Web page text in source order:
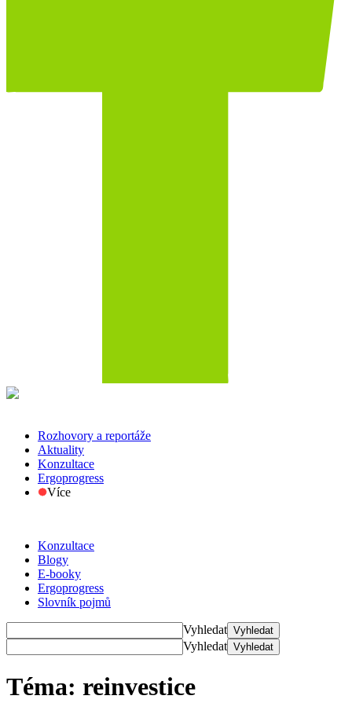
Rozhovory a reportáže
Aktuality
Konzultace
Ergoprogress
Více
Konzultace
Blogy
E-booky
Ergoprogress
Slovník pojmů
Vyhledat Vyhledat
Vyhledat Vyhledat
Téma: reinvestice